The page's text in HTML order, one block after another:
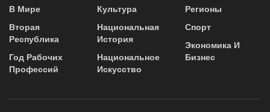
В Мире
Вторая
Республика
Год Рабочих
Профессий
Культура
Национальная
История
Национальное
Искусство
Регионы
Спорт
Экономика И
Бизнес